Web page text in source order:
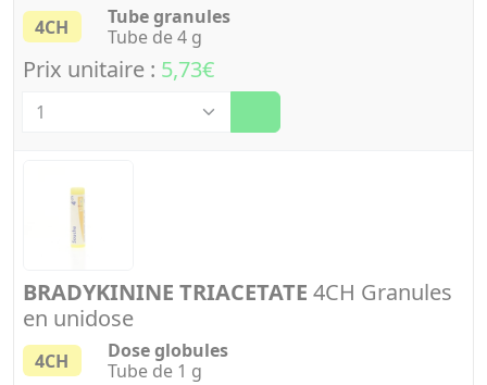
4CH
Tube granules
Tube de 4 g
Prix unitaire : 5,73€
BRADYKININE TRIACETATE 4CH Granules
en unidose
4CH
Dose globules
Tube de 1 g